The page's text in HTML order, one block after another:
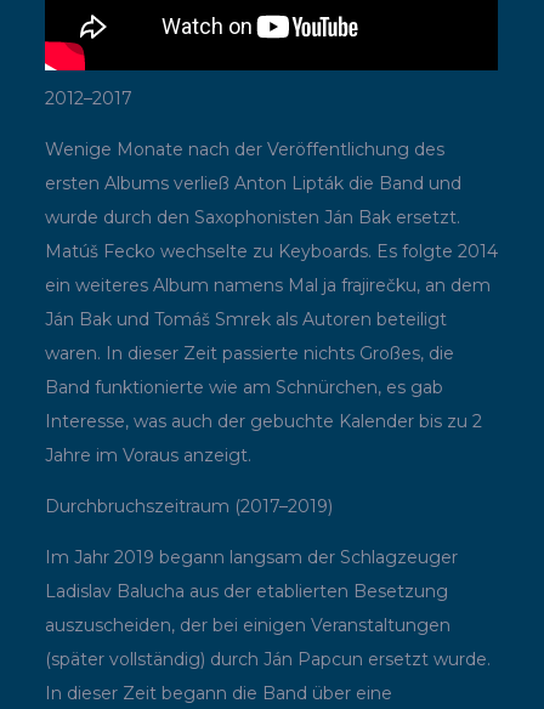
2012–2017
Wenige Monate nach der Veröffentlichung des
ersten Albums verließ Anton Lipták die Band und
wurde durch den Saxophonisten Ján Bak ersetzt.
Matúš Fecko wechselte zu Keyboards. Es folgte 2014
ein weiteres Album namens Mal ja frajirečku, an dem
Ján Bak und Tomáš Smrek als Autoren beteiligt
waren. In dieser Zeit passierte nichts Großes, die
Band funktionierte wie am Schnürchen, es gab
Interesse, was auch der gebuchte Kalender bis zu 2
Jahre im Voraus anzeigt.
Durchbruchszeitraum (2017–2019)
Im Jahr 2019 begann langsam der Schlagzeuger
Ladislav Balucha aus der etablierten Besetzung
auszuscheiden, der bei einigen Veranstaltungen
(später vollständig) durch Ján Papcun ersetzt wurde.
In dieser Zeit begann die Band über eine